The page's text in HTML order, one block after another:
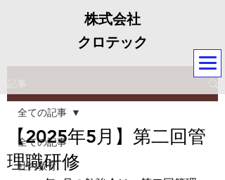
株式会社
クロテック
記事
全ての記事
社内教育
全ての記事
【2025年5月】第二回管
理職研修